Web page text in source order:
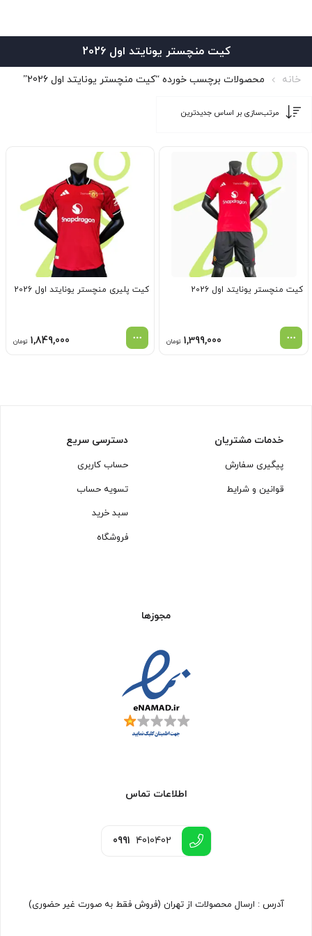
کیت منچستر یونایتد اول 2026
خانه محصولات برچسب خورده “کیت منچستر یونایتد اول 2026”
کیت منچستر یونایتد اول 2026
1,399,000 تومان
کیت پلیری منچستر یونایتد اول 2026
1,849,000 تومان
خدمات مشتریان
پیگیری سفارش
قوانین و شرایط
دسترسی سریع
حساب کاربری
تسویه حساب
سبد خرید
فروشگاه
مجوزها
اطلاعات تماس
0991 4010402
آدرس : ارسال محصولات از تهران (فروش فقط به صورت غیر حضوری)